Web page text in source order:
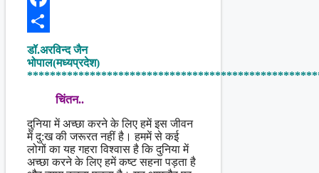
Facebook
Share
डॉ.अरविन्द जैन
भोपाल(मध्यप्रदेश)
चिंतन..
दुनिया में अच्छा करने के लिए हमें इस जीवन
में दु:ख की जरूरत नहीं है। हममें से कई
लोगों का यह गहरा विश्वास है कि दुनिया में
अच्छा करने के लिए हमें कष्ट सहना पड़ता है